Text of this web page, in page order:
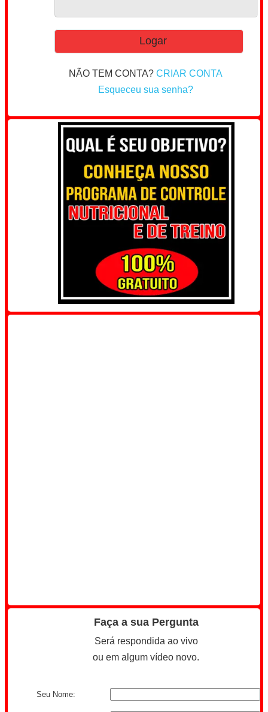
NÃO TEM CONTA?CRIAR CONTA
Esqueceu sua senha?
Faça a sua Pergunta
Será respondida ao vivo
ou em algum vídeo novo.
Seu Nome: